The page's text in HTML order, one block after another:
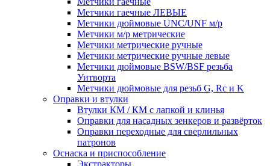
Метчики гаечные ЛЕВЫЕ
Метчики дюймовые UNC/UNF м/р
Метчики м/р метрические
Метчики метрические ручные
Метчики метрические ручные левые
Метчики дюймовые BSW/BSF резьба
Уитворта
Метчики дюймовые для резьб G, Rc и K
Оправки и втулки
Втулки КМ / КМ с лапкой и клинья
Оправки для насадных зенкеров и развёрток
Оправки переходные для сверлильных
патронов
Оснаска и приспособление
Экстракторы